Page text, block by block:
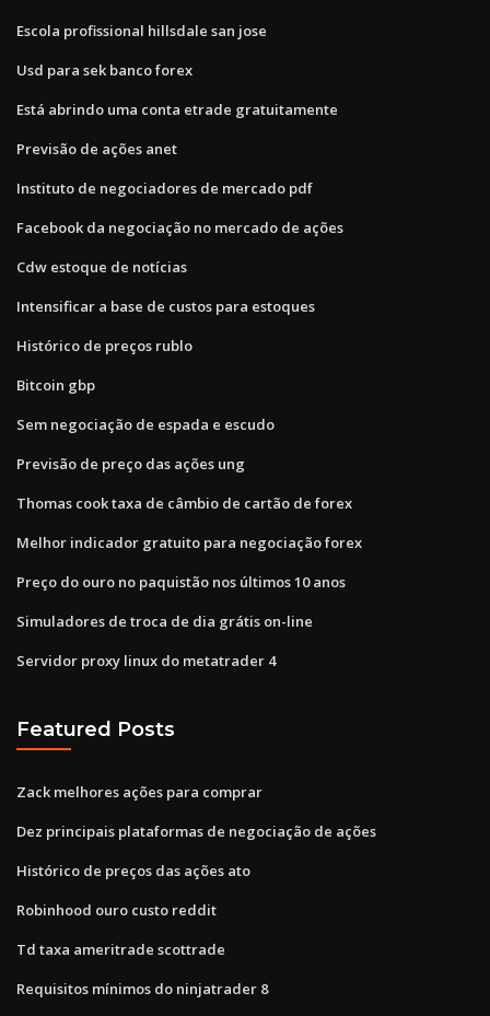
Escola profissional hillsdale san jose
Usd para sek banco forex
Está abrindo uma conta etrade gratuitamente
Previsão de ações anet
Instituto de negociadores de mercado pdf
Facebook da negociação no mercado de ações
Cdw estoque de notícias
Intensificar a base de custos para estoques
Histórico de preços rublo
Bitcoin gbp
Sem negociação de espada e escudo
Previsão de preço das ações ung
Thomas cook taxa de câmbio de cartão de forex
Melhor indicador gratuito para negociação forex
Preço do ouro no paquistão nos últimos 10 anos
Simuladores de troca de dia grátis on-line
Servidor proxy linux do metatrader 4
Featured Posts
Zack melhores ações para comprar
Dez principais plataformas de negociação de ações
Histórico de preços das ações ato
Robinhood ouro custo reddit
Td taxa ameritrade scottrade
Requisitos mínimos do ninjatrader 8